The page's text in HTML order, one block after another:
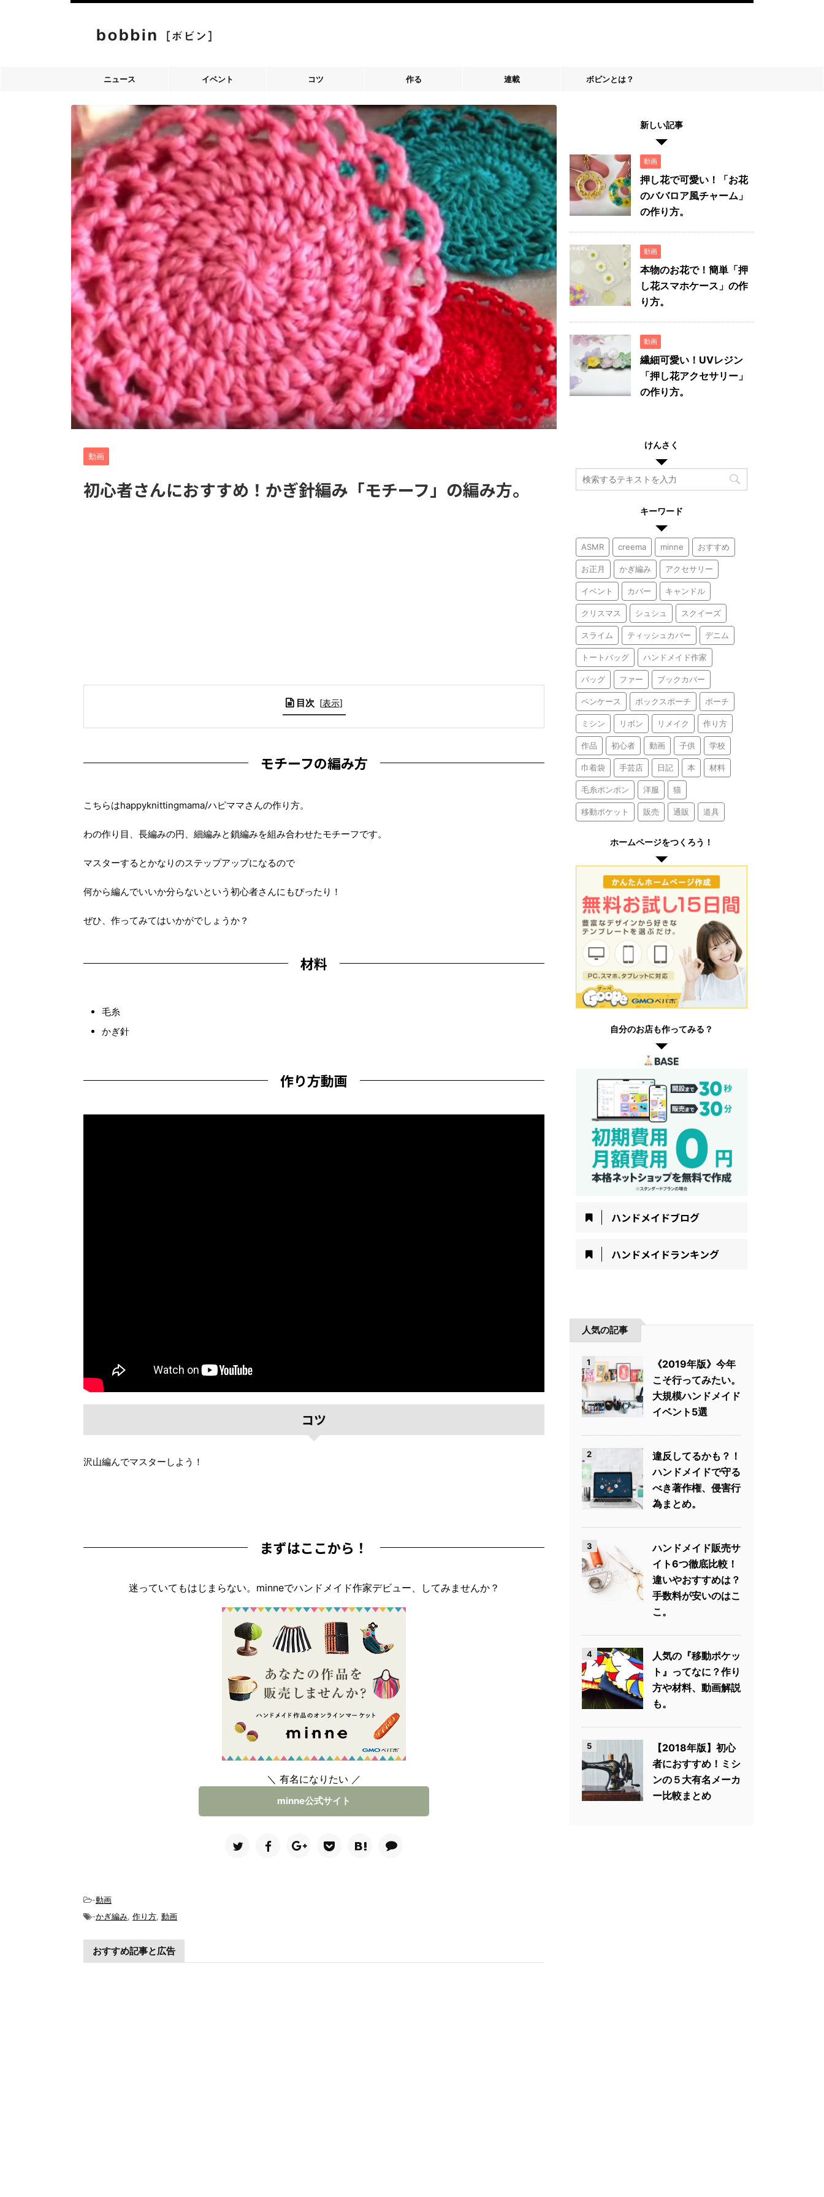
ニュース イベント コツ 作る 連載 ボビンとは？
動画
初心者さんにおすすめ！かぎ針編み「モチーフ」の編み方。
目次 [表示]
モチーフの編み方
こちらはhappyknittingmama/ハピママさんの作り方。
わの作り目、長編みの円、細編みと鎖編みを組み合わせたモチーフです。
マスターするとかなりのステップアップになるので
何から編んでいいか分らないという初心者さんにもぴったり！
ぜひ、作ってみてはいかがでしょうか？
材料
毛糸
かぎ針
作り方動画
コツ
沢山編んでマスターしよう！
まずはここから！
迷っていてもはじまらない。minneでハンドメイド作家デビュー、してみませんか？
＼ 有名になりたい ／
minne公式サイト
-動画
-かぎ編み, 作り方, 動画
おすすめ記事と広告
新しい記事
動画
押し花で可愛い！「お花
のババロア風チャーム」
の作り方。
動画
本物のお花で！簡単「押
し花スマホケース」の作
り方。
動画
繊細可愛い！UVレジン
「押し花アクセサリー」
の作り方。
けんさく
キーワード
ASMR creema minne おすすめ
お正月 かぎ編み アクセサリー
イベント カバー キャンドル
クリスマス シュシュ スクイーズ
スライム ティッシュカバー デニム
トートバッグ ハンドメイド作家
バッグ ファー ブックカバー
ペンケース ボックスポーチ ポーチ
ミシン リボン リメイク 作り方
作品 初心者 動画 子供 学校
巾着袋 手芸店 日記 本 材料
毛糸ポンポン 洋服 猫
移動ポケット 販売 通販 道具
ホームページをつくろう！
自分のお店も作ってみる？
ハンドメイドブログ
ハンドメイドランキング
人気の記事
1
《2019年版》今年
こそ行ってみたい。
大規模ハンドメイド
イベント5選
2
違反してるかも？！
ハンドメイドで守る
べき著作権、侵害行
為まとめ。
3
ハンドメイド販売サ
イト6つ徹底比較！
違いやおすすめは？
手数料が安いのはこ
こ。
4
人気の『移動ポケッ
ト』ってなに？作り
方や材料、動画解説
も。
5
【2018年版】初心
者におすすめ！ミシ
ンの５大有名メーカ
ー比較まとめ